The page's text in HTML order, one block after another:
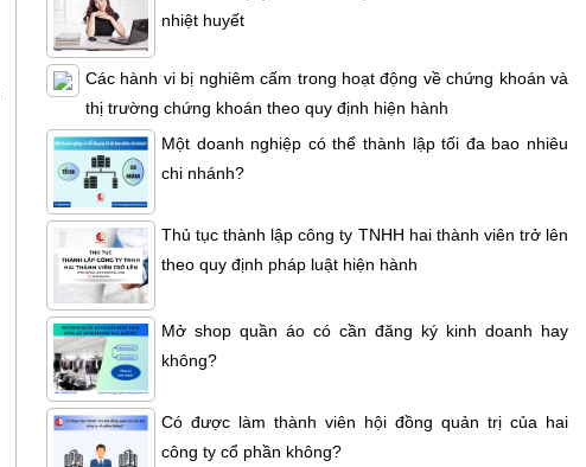
nhiệt huyết
Các hành vi bị nghiêm cấm trong hoạt động về chứng khoán và
thị trường chứng khoán theo quy định hiện hành
Một doanh nghiệp có thể thành lập tối đa bao nhiêu
chi nhánh?
Thủ tục thành lập công ty TNHH hai thành viên trở lên
theo quy định pháp luật hiện hành
Mở shop quần áo có cần đăng ký kinh doanh hay
không?
Có được làm thành viên hội đồng quản trị của hai
công ty cổ phần không?